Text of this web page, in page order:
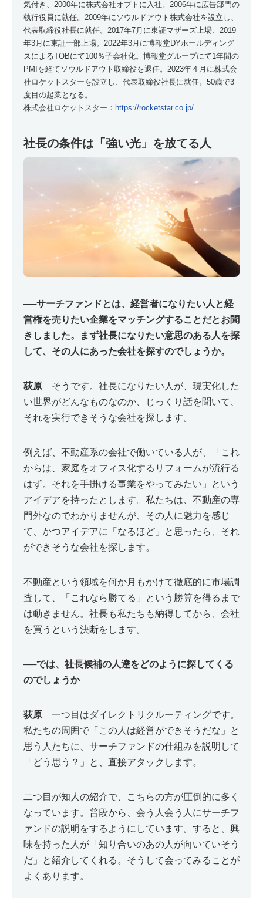
気付き、2000年に株式会社オプトに入社。2006年に広告部門の
執行役員に就任。2009年にソウルドアウト株式会社を設立し、
代表取締役社長に就任。2017年7月に東証マザーズ上場、2019
年3月に東証一部上場。2022年3月に博報堂DYホールディング
スによるTOBにて100％子会社化。博報堂グループにて1年間の
PMIを経てソウルドアウト取締役を退任。2023年４月に株式会
社ロケットスターを設立し、代表取締役社長に就任。50歳で3
度目の起業となる。
株式会社ロケットスター： https://rocketstar.co.jp/
社長の条件は「強い光」を放てる人
──サーチファンドとは、経営者になりたい人と経
営権を売りたい企業をマッチングすることだとお聞
きしました。まず社長になりたい意思のある人を探
して、その人にあった会社を探すのでしょうか。
荻原 そうです。社長になりたい人が、現実化した
い世界がどんなものなのか、じっくり話を聞いて、
それを実行できそうな会社を探します。
例えば、不動産系の会社で働いている人が、「これ
からは、家庭をオフィス化するリフォームが流行る
はず。それを手掛ける事業をやってみたい」という
アイデアを持ったとします。私たちは、不動産の専
門外なのでわかりませんが、その人に魅力を感じ
て、かつアイデアに「なるほど」と思ったら、それ
ができそうな会社を探します。
不動産という領域を何か月もかけて徹底的に市場調
査して、「これなら勝てる」という勝算を得るまで
は動きません。社長も私たちも納得してから、会社
を買うという決断をします。
──では、社長候補の人達をどのように探してくる
のでしょうか
荻原 一つ目はダイレクトリクルーティングです。
私たちの周囲で「この人は経営ができそうだな」と
思う人たちに、サーチファンドの仕組みを説明して
「どう思う？」と、直接アタックします。
二つ目が知人の紹介で、こちらの方が圧倒的に多く
なっています。普段から、会う人会う人にサーチフ
ァンドの説明をするようにしています。すると、興
味を持った人が「知り合いのあの人が向いていそう
だ」と紹介してくれる。そうして会ってみることが
よくあります。